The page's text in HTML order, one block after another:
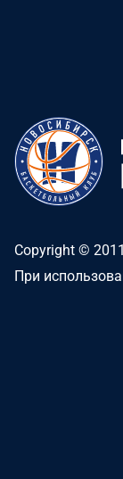
Copyright ©
При